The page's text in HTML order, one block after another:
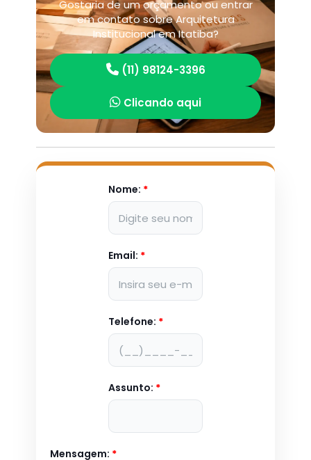
Gostaria de um orçamento ou entrar
em contato sobre Arquitetura
Institucional em Itatiba?
(11) 98124-3396
Clicando aqui
Nome: *
Email: *
Telefone: *
Assunto: *
Mensagem: *